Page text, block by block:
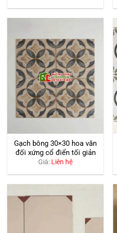
Gạch bông 30×30 hoa văn
đối xứng cổ điển tối giản
Giá: Liên hệ